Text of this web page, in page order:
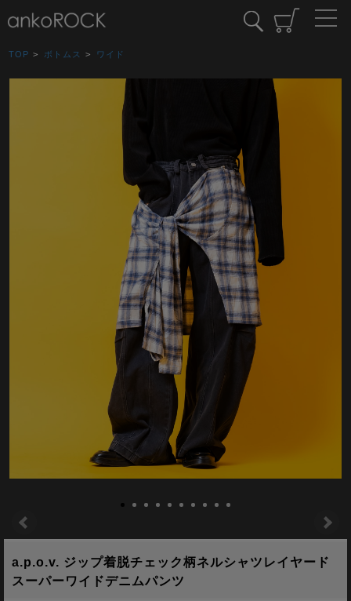
TOP > ボトムス > ワイド
a.p.o.v. ジップ着脱チェック柄ネルシャツレイヤード
スーパーワイドデニムパンツ